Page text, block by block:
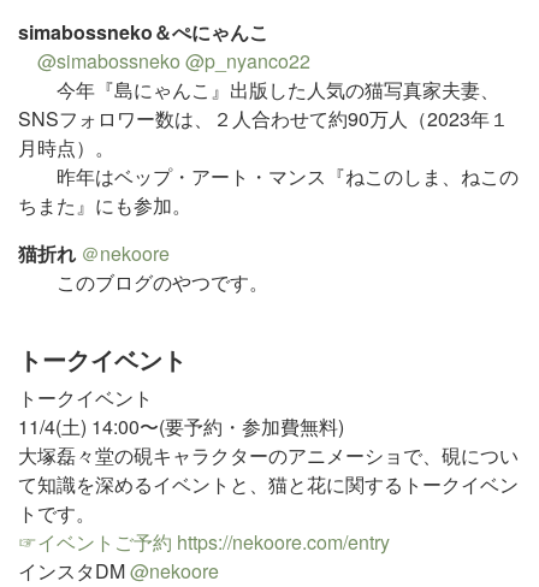
simabossneko＆ぺにゃんこ
@simabossneko @p_nyanco22
今年『島にゃんこ』出版した人気の猫写真家夫妻、
SNSフォロワー数は、２人合わせて約90万人（2023年１
月時点）。
昨年はベップ・アート・マンス『ねこのしま、ねこの
ちまた』にも参加。
猫折れ ＠nekoore
このブログのやつです。
トークイベント
トークイベント
11/4(土) 14:00〜(要予約・参加費無料)
大塚磊々堂の硯キャラクターのアニメーショで、硯につい
て知識を深めるイベントと、猫と花に関するトークイベン
トです。
☞イベントご予約 https://nekoore.com/entry
インスタDM@nekoore